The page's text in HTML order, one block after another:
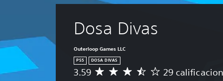
Dosa Divas
Outerloop Games LLC
PS5 DOSA DIVAS
C
3.59 29